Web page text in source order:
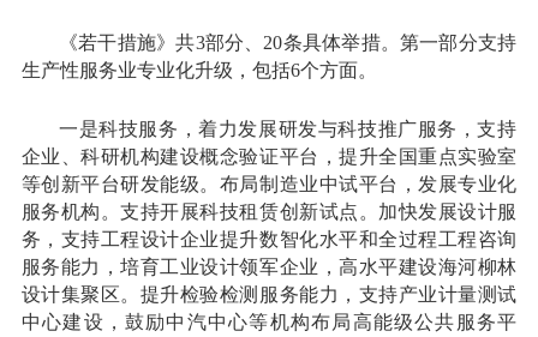
《若干措施》共3部分、20条具体举措。第一部分支持
生产性服务业专业化升级，包括6个方面。
一是科技服务，着力发展研发与科技推广服务，支持
企业、科研机构建设概念验证平台，提升全国重点实验室
等创新平台研发能级。布局制造业中试平台，发展专业化
服务机构。支持开展科技租赁创新试点。加快发展设计服
务，支持工程设计企业提升数智化水平和全过程工程咨询
服务能力，培育工业设计领军企业，高水平建设海河柳林
设计集聚区。提升检验检测服务能力，支持产业计量测试
中心建设，鼓励中汽中心等机构布局高能级公共服务平